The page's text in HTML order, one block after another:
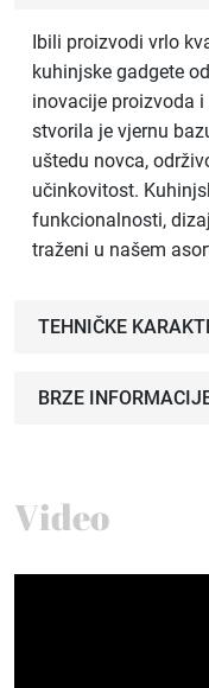
Ibili proizvodi vrlo
kuhinjske gadgete
inovacije proizvoda
stvorila je vjernu
uštedu novca,
učinkovitost.
funkcionalnosti,
traženi u našem
TEHNIČKE
BRZE
Video